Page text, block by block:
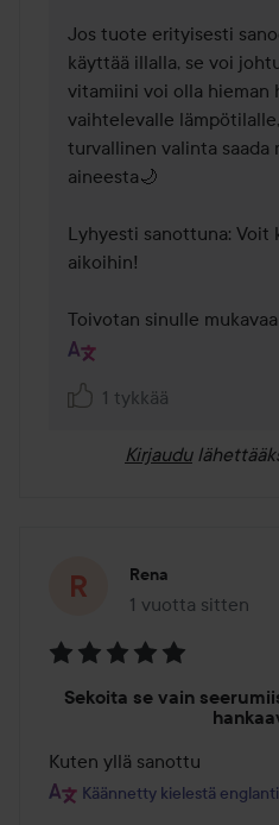
Jos tuote erityisesti
käyttää illalla, se voi
vitamiini voi olla hieman
vaihtelevalle
turvallinen valinta saada
aineesta🌙
Lyhyesti sanottuna: Voit
aikoihin!
Toivotan sinulle
1 tykkää
Kirjaudu
Rena
1 vuotta sitten
Viesti luotiin 1
5
5
Sekoita se vain
Kuten yllä sanottu
Käännetty kielestä englanti